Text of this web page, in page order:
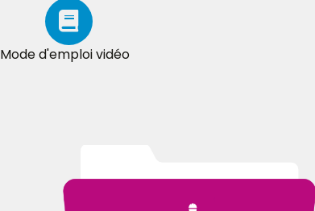
Mode d'emploi vidéo